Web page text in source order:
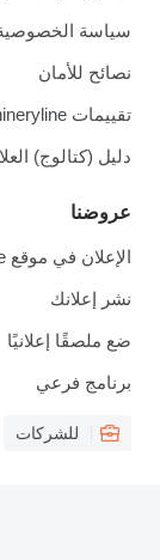
سياسة
نصائح للأمان
تقييمات Machineryline
دليل (كتالوج)
عروضنا
الإعلان في موقع Machineryline.
نشر إعلانك
ضع ملصقًا إعلانيًا
برنامج فرعي
للشركات